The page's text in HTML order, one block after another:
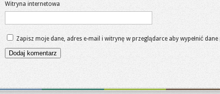
Witryna internetowa
Zapisz moje dane, adres e-mail i witrynę w przeglądarce aby wypełnić